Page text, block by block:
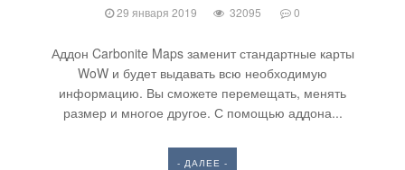
29 января 2019 32095 0
Аддон Carbonite Maps заменит стандартные карты
WoW и будет выдавать всю необходимую
информацию. Вы сможете перемещать, менять
размер и многое другое. С помощью аддона...
- ДАЛЕЕ -